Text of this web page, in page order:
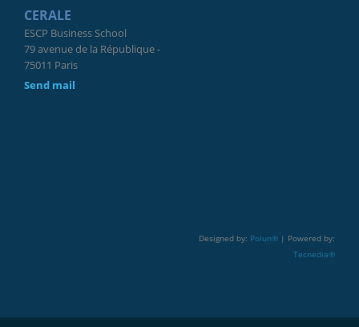
CERALE
ESCP Business School
79 avenue de la République -
75011 Paris
Send mail
Designed by: Polun®| Powered by:
Tecnedia®